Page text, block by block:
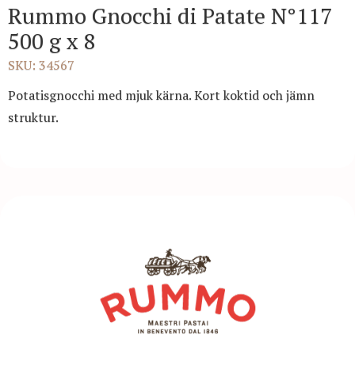
Rummo Gnocchi di Patate N°117
500 g x 8
SKU: 34567
Potatisgnocchi med mjuk kärna. Kort koktid och jämn
struktur.